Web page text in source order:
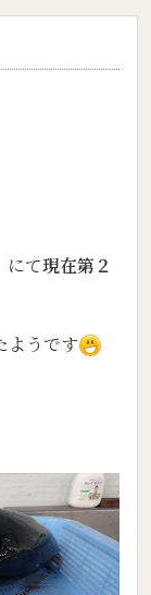
て現在第２
ようです